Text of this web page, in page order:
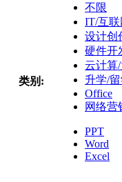
类别:
不限
IT/互联
设计创
硬件开
云计算
升学/
Office
网络营
PPT
Word
Excel